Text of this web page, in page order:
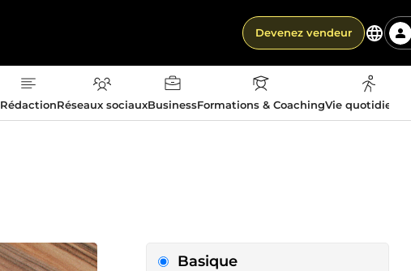
Devenez vendeur
RédactionRéseaux sociauxBusinessFormations & CoachingVie
Basique